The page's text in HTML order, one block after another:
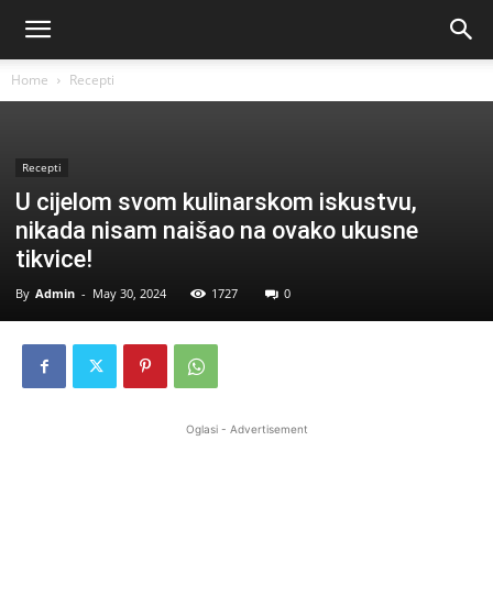
Home Recepti
Recepti
U cijelom svom kulinarskom iskustvu,
nikada nisam naišao na ovako ukusne
tikvice!
By Admin - May 30, 2024 1727 0
Oglasi - Advertisement